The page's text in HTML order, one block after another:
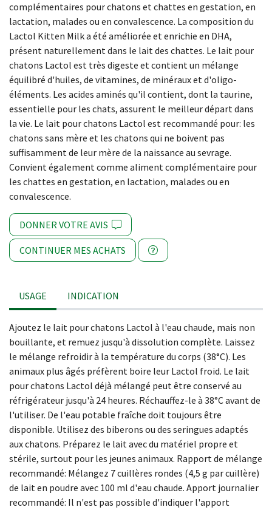
complémentaires pour chatons et chattes en gestation, en
lactation, malades ou en convalescence. La composition du
Lactol Kitten Milk a été améliorée et enrichie en DHA,
présent naturellement dans le lait des chattes. Le lait pour
chatons Lactol est très digeste et contient un mélange
équilibré d'huiles, de vitamines, de minéraux et d'oligo-
éléments. Les acides aminés qu'il contient, dont la taurine,
essentielle pour les chats, assurent le meilleur départ dans
la vie. Le lait pour chatons Lactol est recommandé pour: les
chatons sans mère et les chatons qui ne boivent pas
suffisamment de leur mère de la naissance au sevrage.
Convient également comme aliment complémentaire pour
les chattes en gestation, en lactation, malades ou en
convalescence.
DONNER VOTRE AVIS
CONTINUER MES ACHATS
USAGE INDICATION
Ajoutez le lait pour chatons Lactol à l'eau chaude, mais non
bouillante, et remuez jusqu'à dissolution complète. Laissez
le mélange refroidir à la température du corps (38°C). Les
animaux plus âgés préfèrent boire leur Lactol froid. Le lait
pour chatons Lactol déjà mélangé peut être conservé au
réfrigérateur jusqu'à 24 heures. Réchauffez-le à 38°C avant de
l'utiliser. De l'eau potable fraîche doit toujours être
disponible. Utilisez des biberons ou des seringues adaptés
aux chatons. Préparez le lait avec du matériel propre et
stérile, surtout pour les jeunes animaux. Rapport de mélange
recommandé: Mélangez 7 cuillères rondes (4,5 g par cuillère)
de lait en poudre avec 100 ml d'eau chaude. Apport journalier
recommandé: Il n'est pas possible d'indiquer l'apport